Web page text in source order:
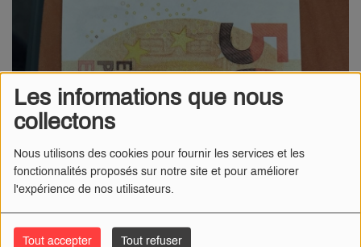
Les informations que nous
collectons
Nous utilisons des cookies pour fournir les services et les
fonctionnalités proposés sur notre site et pour améliorer
l'expérience de nos utilisateurs.
Tout accepter Tout refuser